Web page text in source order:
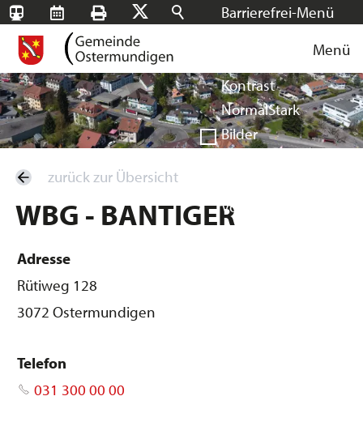
Barrierefrei-Menü
Sehr groß
Kontrast
NormalStark
Bilder
Vorlesen starten
Vorlesen pausieren
Suchen
SBB-
Tageskarten
RMS Drucken
Facebook
Instagram
Login Menü
zurück zur Übersicht
WBG - BANTIGER
Adresse
Rütiweg 128
3072 Ostermundigen
Telefon
031 300 00 00